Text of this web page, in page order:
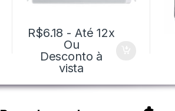
R$6.18 - Até 12x
Ou
Desconto à
vista